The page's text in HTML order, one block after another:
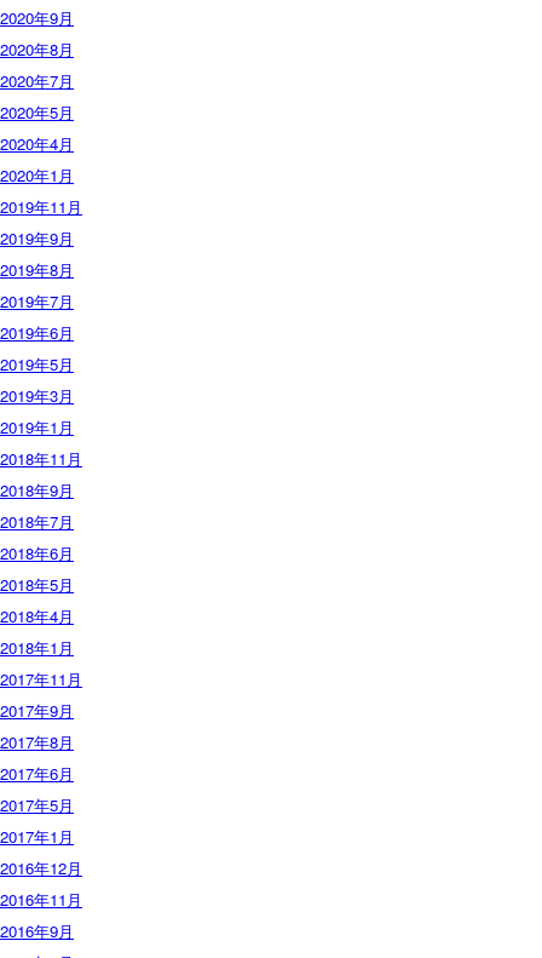
2020年9月
2020年8月
2020年7月
2020年5月
2020年4月
2020年1月
2019年11月
2019年9月
2019年8月
2019年7月
2019年6月
2019年5月
2019年3月
2019年1月
2018年11月
2018年9月
2018年7月
2018年6月
2018年5月
2018年4月
2018年1月
2017年11月
2017年9月
2017年8月
2017年6月
2017年5月
2017年1月
2016年12月
2016年11月
2016年9月